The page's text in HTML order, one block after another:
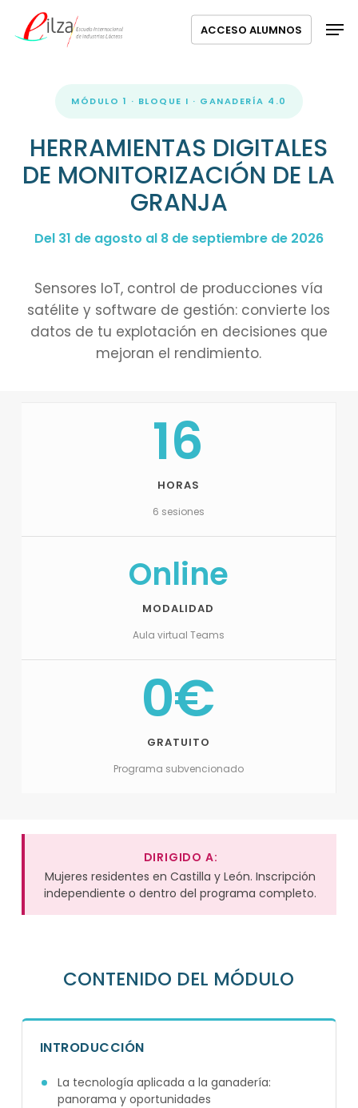
ACCESO ALUMNOS
MÓDULO 1 · BLOQUE I · GANADERÍA 4.0
HERRAMIENTAS DIGITALES
DE MONITORIZACIÓN DE LA
GRANJA
Del 31 de agosto al 8 de septiembre de 2026
Sensores IoT, control de producciones vía
satélite y software de gestión: convierte los
datos de tu explotación en decisiones que
mejoran el rendimiento.
16
HORAS
6 sesiones
Online
MODALIDAD
Aula virtual Teams
0€
GRATUITO
Programa subvencionado
DIRIGIDO A:
Mujeres residentes en Castilla y León. Inscripción
independiente o dentro del programa completo.
CONTENIDO DEL MÓDULO
INTRODUCCIÓN
La tecnología aplicada a la ganadería:
panorama y oportunidades